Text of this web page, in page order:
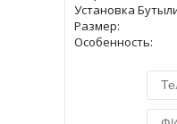
Установка
Размер:
Особенность: